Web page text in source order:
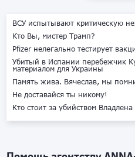
ВСУ испытывают критическую
Кто Вы, мистер Трамп?
Pfizer нелегально тестирует
Убитый в Испании перебежчик
материалом для Украины
Память жива. Вячеслав, мы
Не доставайся ты никому!
Кто стоит за убийством Владлена